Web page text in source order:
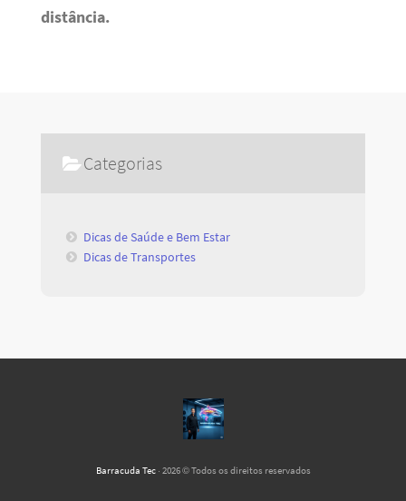
distância.
Categorias
Dicas de Saúde e Bem Estar
Dicas de Transportes
Barracuda Tec· 2026 © Todos os direitos reservados